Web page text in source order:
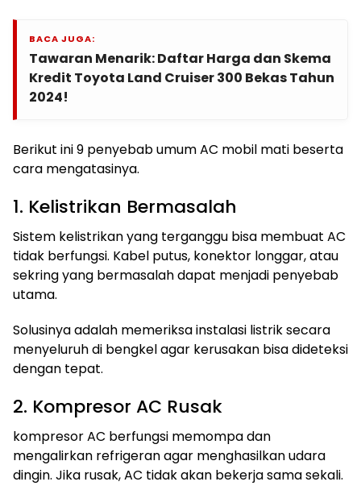
BACA JUGA:
Tawaran Menarik: Daftar Harga dan Skema
Kredit Toyota Land Cruiser 300 Bekas Tahun
2024!
Berikut ini 9 penyebab umum AC mobil mati beserta
cara mengatasinya.
1. Kelistrikan Bermasalah
Sistem kelistrikan yang terganggu bisa membuat AC
tidak berfungsi. Kabel putus, konektor longgar, atau
sekring yang bermasalah dapat menjadi penyebab
utama.
Solusinya adalah memeriksa instalasi listrik secara
menyeluruh di bengkel agar kerusakan bisa dideteksi
dengan tepat.
2. Kompresor AC Rusak
kompresor AC berfungsi memompa dan
mengalirkan refrigeran agar menghasilkan udara
dingin. Jika rusak, AC tidak akan bekerja sama sekali.